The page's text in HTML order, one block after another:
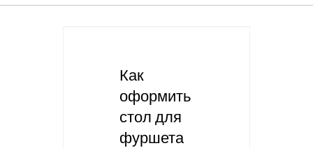
Как
оформить
стол для
фуршета